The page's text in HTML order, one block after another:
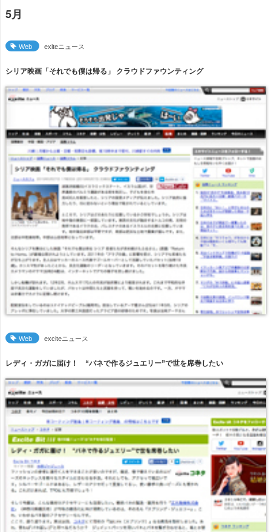
5月
Web exiteニュース
シリア映画「それでも僕は帰る」 クラウドファウンティング
Web exciteニュース
レディ・ガガに届け！ “バネで作るジュエリー”で世を席巻したい